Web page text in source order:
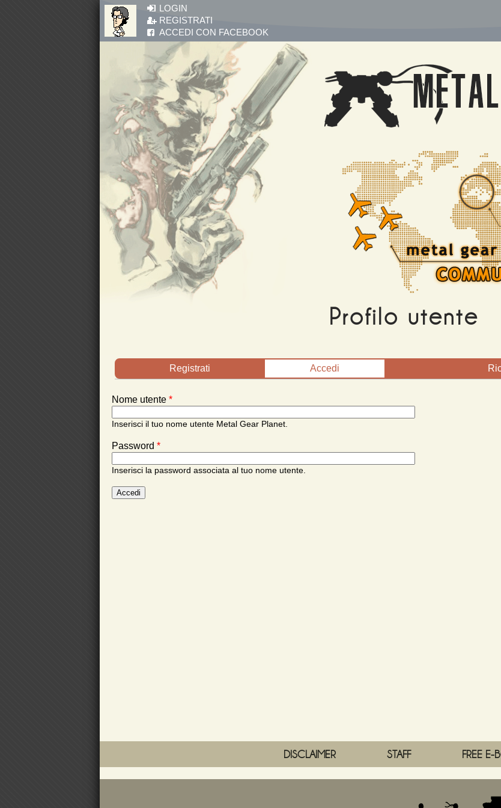
Salta al contenuto principale
LOGIN
REGISTRATI
ACCEDI CON FACEBOOK
Profilo utente
Schede primarie
Registrati
Accedi
Nome utente *
Inserisci il tuo nome utente Metal Gear Planet.
Password *
Inserisci la password associata al tuo nome utente.
DISCLAIMER STAFF FREE E-